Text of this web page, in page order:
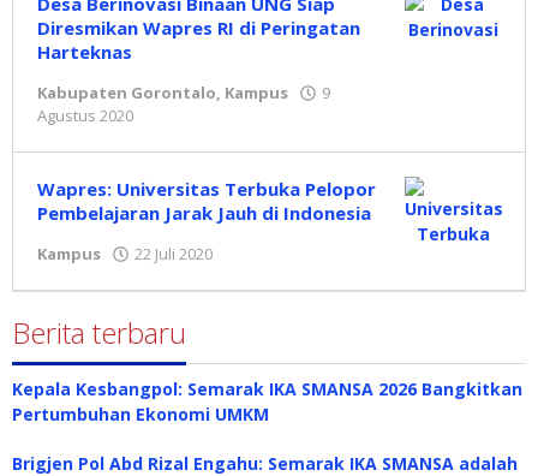
Diresmikan Wapres RI di Peringatan
Harteknas
Kabupaten Gorontalo, Kampus
9
Agustus 2020
Wapres: Universitas Terbuka Pelopor
Pembelajaran Jarak Jauh di Indonesia
Kampus 22 Juli 2020
Berita terbaru
Kepala Kesbangpol: Semarak IKA SMANSA 2026 Bangkitkan
Pertumbuhan Ekonomi UMKM
Brigjen Pol Abd Rizal Engahu: Semarak IKA SMANSA adalah